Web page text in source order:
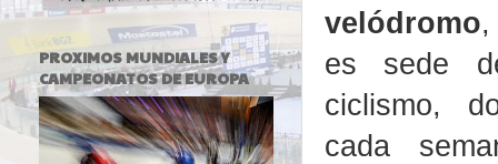
velódromo,
es sede
ciclismo,
cada
PROXIMOS MUNDIALES Y
CAMPEONATOS DE EUROPA